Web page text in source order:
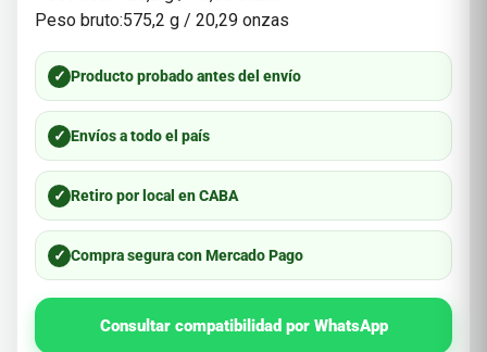
Peso bruto:575,2 g / 20,29 onzas
✓ Producto probado antes del envío
✓ Envíos a todo el país
✓ Retiro por local en CABA
✓ Compra segura con Mercado Pago
Consultar compatibilidad por WhatsApp